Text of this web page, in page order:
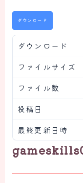
ダウンロード
ダウンロード
ファイルサイズ
ファイル数
投稿日
最終更新日時